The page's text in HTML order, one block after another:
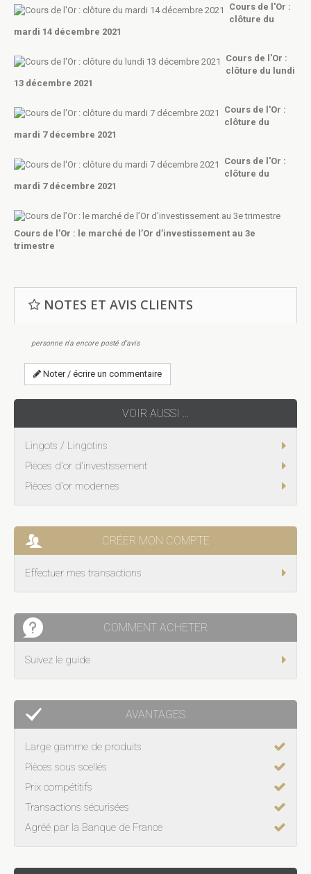
Cours de l'Or :
clôture du
mardi 14 décembre 2021
Cours de l'Or :
clôture du lundi
13 décembre 2021
Cours de l'Or :
clôture du
mardi 7 décembre 2021
Cours de l'Or :
clôture du
mardi 7 décembre 2021
Cours de l’Or : le marché de l’Or d’investissement au 3e
trimestre
NOTES ET AVIS CLIENTS
personne n'a encore posté d'avis
Noter / écrire un commentaire
VOIR AUSSI ...
Lingots / Lingotins
Pièces d'or d'investissement
Pièces d'or modernes
CRÉER MON COMPTE
Effectuer mes transactions
COMMENT ACHETER
Suivez le guide
AVANTAGES
Large gamme de produits
Pièces sous scellés
Prix compétitifs
Transactions sécurisées
Agréé par la Banque de France